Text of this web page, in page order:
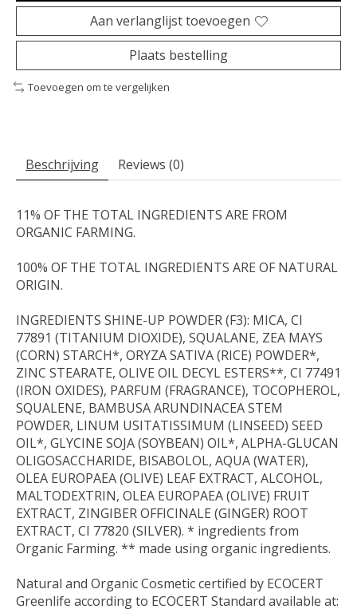
Aan verlanglijst toevoegen
Plaats bestelling
Toevoegen om te vergelijken
Beschrijving Reviews (0)
11% OF THE TOTAL INGREDIENTS ARE FROM
ORGANIC FARMING.
100% OF THE TOTAL INGREDIENTS ARE OF NATURAL
ORIGIN.
INGREDIENTS SHINE-UP POWDER (F3): MICA, CI
77891 (TITANIUM DIOXIDE), SQUALANE, ZEA MAYS
(CORN) STARCH*, ORYZA SATIVA (RICE) POWDER*,
ZINC STEARATE, OLIVE OIL DECYL ESTERS**, CI 77491
(IRON OXIDES), PARFUM (FRAGRANCE), TOCOPHEROL,
SQUALENE, BAMBUSA ARUNDINACEA STEM
POWDER, LINUM USITATISSIMUM (LINSEED) SEED
OIL*, GLYCINE SOJA (SOYBEAN) OIL*, ALPHA-GLUCAN
OLIGOSACCHARIDE, BISABOLOL, AQUA (WATER),
OLEA EUROPAEA (OLIVE) LEAF EXTRACT, ALCOHOL,
MALTODEXTRIN, OLEA EUROPAEA (OLIVE) FRUIT
EXTRACT, ZINGIBER OFFICINALE (GINGER) ROOT
EXTRACT, CI 77820 (SILVER). * ingredients from
Organic Farming. ** made using organic ingredients.
Natural and Organic Cosmetic certified by ECOCERT
Greenlife according to ECOCERT Standard available at: